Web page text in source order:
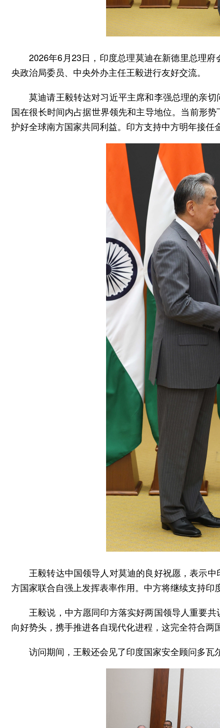
2026年6月23日，印度总理莫迪在新德里总理
央政治局委员、中央外办主任王毅进行友好交流。
莫迪请王毅转达对习近平主席和李强总理的亲
国在很长时间内占据世界领先和主导地位。当前形
护好全球南方国家共同利益。印方支持中方明年接
王毅转达中国领导人对莫迪的良好祝愿，表示
方国家联合自强上发挥表率作用。中方将继续支持
王毅说，中方愿同印方落实好两国领导人重要
向好势头，携手推进各自现代化进程，这完全符合
访问期间，王毅还会见了印度国家安全顾问多瓦